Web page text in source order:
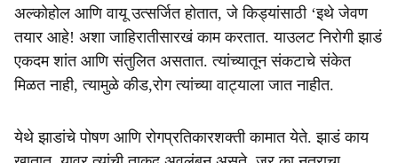
अल्कोहोल आणि वायू उत्सर्जित होतात, जे किड्यांसाठी ‘इथे जेवण
तयार आहे! अशा जाहिरातीसारखं काम करतात. याउलट निरोगी झाडं
एकदम शांत आणि संतुलित असतात. त्यांच्यातून संकटाचे संकेत
मिळत नाही, त्यामुळे कीड,रोग त्यांच्या वाट्याला जात नाहीत.
येथे झाडांचे पोषण आणि रोगप्रतिकारशक्ती कामात येते. झाडं काय